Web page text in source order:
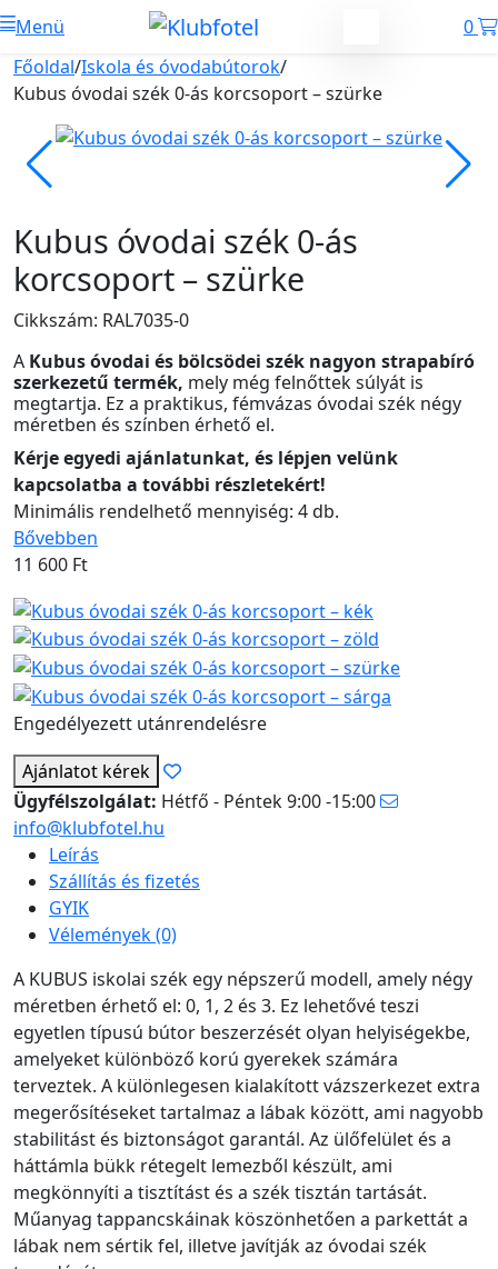
Menü
0
Főoldal/Iskola és óvodabútorok/
Kubus óvodai szék 0-ás korcsoport – szürke
Kubus óvodai szék 0-ás
korcsoport – szürke
Cikkszám: RAL7035-0
A Kubus óvodai és bölcsödei szék nagyon strapabíró
szerkezetű termék, mely még felnőttek súlyát is
megtartja. Ez a praktikus, fémvázas óvodai szék négy
méretben és színben érhető el.
Kérje egyedi ajánlatunkat, és lépjen velünk
kapcsolatba a további részletekért!
Minimális rendelhető mennyiség: 4 db.
Bővebben
11 600 Ft
Engedélyezett utánrendelésre
Ajánlatot kérek
Ügyfélszolgálat: Hétfő - Péntek 9:00 -15:00
info@klubfotel.hu
Leírás
Szállítás és fizetés
GYIK
Vélemények (0)
A KUBUS iskolai szék egy népszerű modell, amely négy
méretben érhető el: 0, 1, 2 és 3. Ez lehetővé teszi
egyetlen típusú bútor beszerzését olyan helyiségekbe,
amelyeket különböző korú gyerekek számára
terveztek. A különlegesen kialakított vázszerkezet extra
megerősítéseket tartalmaz a lábak között, ami nagyobb
stabilitást és biztonságot garantál. Az ülőfelület és a
háttámla bükk rétegelt lemezből készült, ami
megkönnyíti a tisztítást és a szék tisztán tartását.
Műanyag tappancskáinak köszönhetően a parkettát a
lábak nem sértik fel, illetve javítják az óvodai szék